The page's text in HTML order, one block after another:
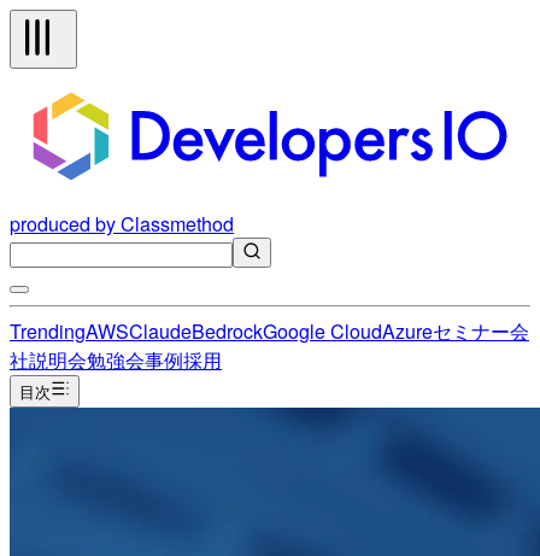
produced by Classmethod
TrendingAWSClaudeBedrockGoogle CloudAzureセミナー会
社説明会勉強会事例採用
目次